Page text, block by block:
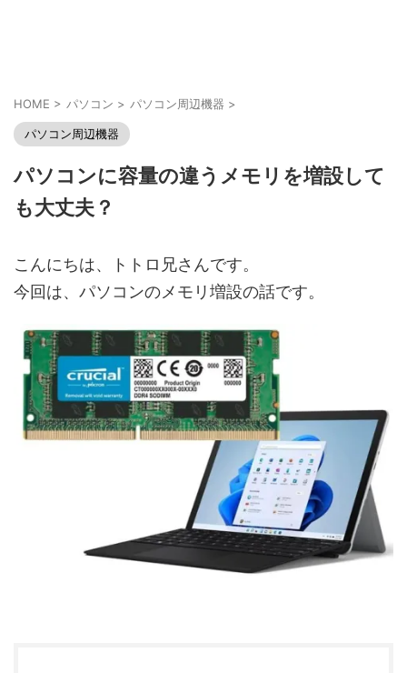
HOME > パソコン > パソコン周辺機器 >
パソコン周辺機器
パソコンに容量の違うメモリを増設して
も大丈夫？
こんにちは、トトロ兄さんです。
今回は、パソコンのメモリ増設の話です。